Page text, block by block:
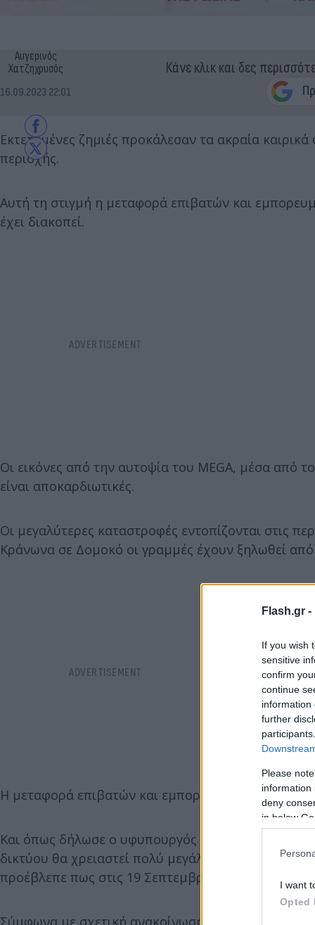
Flash.gr -
If you wish
sensitive
confirm
continue
information
further
Please
information
deny
in below
I want
Opted
Αυγερινός
Χατζηχρυσός
16.09.2023 22:01
Κάνε κλικ και δες
Εκτεταμένες ζημιές προκάλεσαν τα ακραία
περιοχής.
Αυτή τη στιγμή η μεταφορά επιβατών και
έχει διακοπεί.
Οι εικόνες από την αυτοψία του MEGA, μέσα από
είναι αποκαρδιωτικές.
Οι μεγαλύτερες καταστροφές εντοπίζονται στις
Κράνωνα σε Δομοκό οι γραμμές έχουν ξηλωθεί από
Η μεταφορά επιβατών και εμπορευμάτων από τη
Και όπως δήλωσε ο υφυπουργός Μεταφορών Νίκος
δικτύου θα χρειαστεί πολύ μεγάλο χρονικό
προέβλεπε πως στις 19 Σεπτεμβρίου θα
Σύμφωνα με σχετική ανακοίνωση της Hellenic